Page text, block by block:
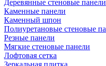
Деревянные стеновые панели
Каменные панели
Каменный шпон
Полиуретановые стеновые
Резные панели
Мягкие стеновые панели
Лофтовая сетка
Зеркальная плитка